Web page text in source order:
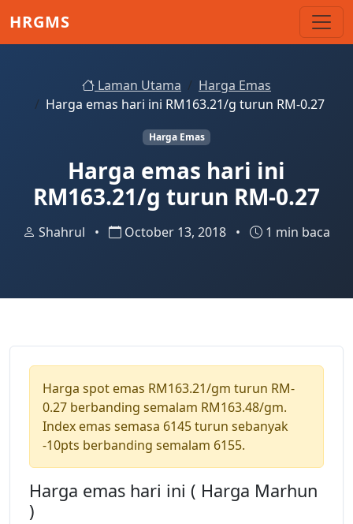
HRGMS
Laman Utama
Harga Emas
Harga emas hari ini RM163.21/g turun RM-0.27
Harga Emas
Harga emas hari ini
RM163.21/g turun RM-0.27
Shahrul • October 13, 2018 • 1 min baca
Harga spot emas RM163.21/gm turun RM-
0.27 berbanding semalam RM163.48/gm.
Index emas semasa 6145 turun sebanyak
-10pts berbanding semalam 6155.
Harga emas hari ini ( Harga Marhun
)